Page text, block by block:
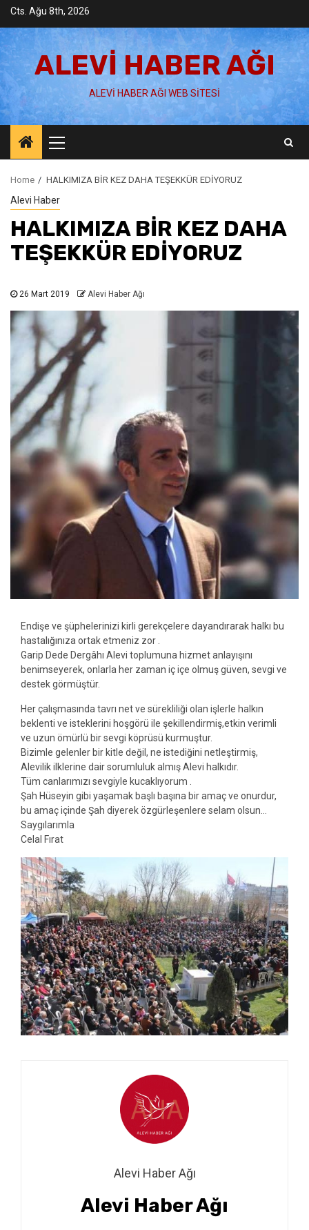
Skip
content
Cts. Ağu 8th, 2026
ALEVI HABER AĞI
ALEVI HABER AĞI WEB SITESI
Menu
Home HALKIMIZA BİR KEZ DAHA TEŞEKKÜR EDİYORUZ
Alevi Haber
HALKIMIZA BİR KEZ DAHA
TEŞEKKÜR EDİYORUZ
26 Mart 2019 Alevi Haber Ağı
Endişe ve şüphelerinizi kirli gerekçelere dayandırarak halkı bu
hastalığınıza ortak etmeniz zor .
Garip Dede Dergâhı Alevi toplumuna hizmet anlayışını
benimseyerek, onlarla her zaman iç içe olmuş güven, sevgi ve
destek görmüştür.
Her çalışmasında tavrı net ve sürekliliği olan işlerle halkın
beklenti ve isteklerini hoşgörü ile şekillendirmiş,etkin verimli
ve uzun ömürlü bir sevgi köprüsü kurmuştur.
Bizimle gelenler bir kitle değil, ne istediğini netleştirmiş,
Alevilik ilklerine dair sorumluluk almış Alevi halkıdır.
Tüm canlarımızı sevgiyle kucaklıyorum .
Şah Hüseyin gibi yaşamak başlı başına bir amaç ve onurdur,
bu amaç içinde Şah diyerek özgürleşenlere selam olsun…
Saygılarımla
Celal Fırat
Alevi Haber Ağı
Alevi Haber Ağı